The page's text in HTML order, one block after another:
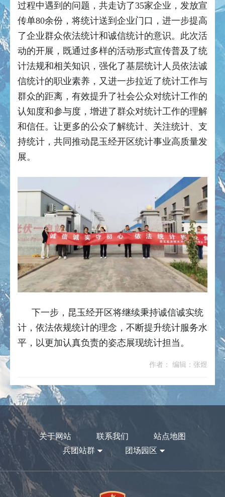
过程中遇到的问题，共走访了35家企业，发放宣
传单80余份，将统计送到企业门口，进一步提高
了企业群众依法统计和诚信统计的意识。此次活
动的开展，既通过多样的活动形式宣传普及了统
计法规和相关知识，强化了基层统计人员依法诚
信统计的职业素养，又进一步拉近了统计工作与
群众的距离，有效提升了社会公众对统计工作的
认知度和参与度，增进了群众对统计工作的理解
和信任。让更多的公众了解统计、关注统计、支
持统计，共同推动昆玉经开区统计事业高质量发
展。
下一步，昆玉经开区将继续秉持诚信诚实统
计，依法依规统计的理念，不断提升统计服务水
平，以更加认真负责的姿态展现统计担当。
作者： 编辑：张煜
关于网站 联系我们
站点地图
兵团站群
团场园区